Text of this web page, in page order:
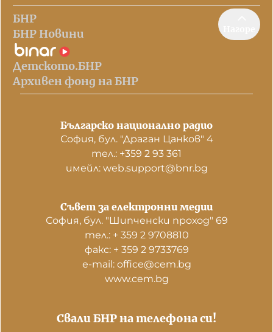
БНР
БНР Новини
Детското.БНР
Архивен фонд на БНР
Българско национално радио
София, бул. "Драган Цанков" 4
тел.: +359 2 93 361
имейл: web.support@bnr.bg
Свали БНР на телефона си!
Съвет за електронни медии
София, бул. "Шипченски проход" 69
тел.: + 359 2 9708810
факс: + 359 2 9733769
е-mail: office@cem.bg
www.cem.bg